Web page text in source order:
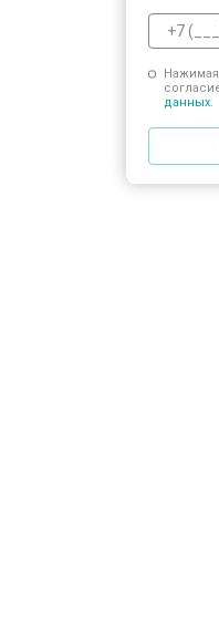
данных.